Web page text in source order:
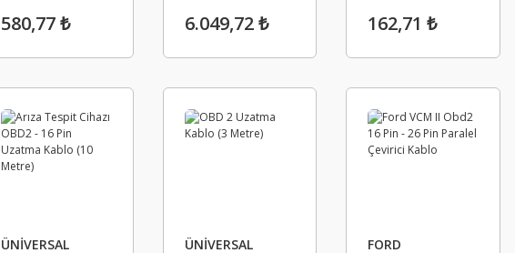
Ucu Açık )
580,77 ₺
Diagnostik
Kablo
6.049,72 ₺
( Kablo Ucu Açık
)
162,71 ₺
ÜNİVERSAL ÜNİVERSAL FORD